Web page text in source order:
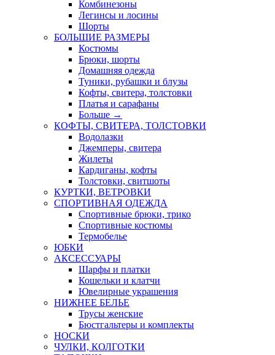
Комбинезоны
Легинсы и лосины
Шорты
БОЛЬШИЕ РАЗМЕРЫ
Костюмы
Брюки, шорты
Домашняя одежда
Туники, рубашки и блузы
Кофты, свитера, толстовки
Платья и сарафаны
Больше →
КОФТЫ, СВИТЕРА, ТОЛСТОВКИ
Водолазки
Джемперы, свитера
Жилеты
Кардиганы, кофты
Толстовки, свитшоты
КУРТКИ, ВЕТРОВКИ
СПОРТИВНАЯ ОДЕЖДА
Спортивные брюки, трико
Спортивные костюмы
Термобелье
ЮБКИ
AКСЕССУАРЫ
Шарфы и платки
Кошельки и клатчи
Ювелирные украшения
НИЖНЕЕ БЕЛЬЕ
Трусы женские
Бюстгальтеры и комплекты
НОСКИ
ЧУЛКИ, КОЛГОТКИ